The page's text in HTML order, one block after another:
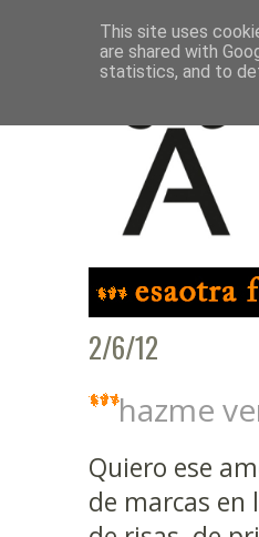
2/6/12
hazme
Quiero ese
de marcas en
This site uses
are shared with
statistics, and to